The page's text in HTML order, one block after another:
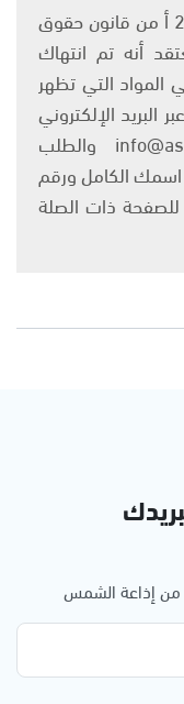
يتم الاستخدام المواد وفقًا للمادة 27 أ من قانون حقوق
كنت تعتقد أنه تم انتهاك
التي تظهر
الإلكتروني
على العنوان التالي: info@ashams.com والطلب
اسمك الكامل ورقم
ذات الصلة
من إذاعة الشمس